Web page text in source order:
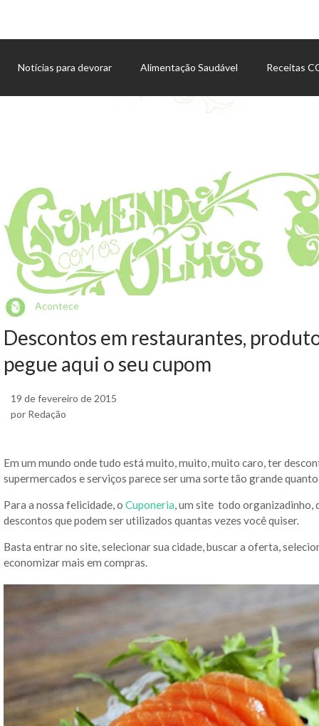
Notícias para devorar Alimentação Saudável Receitas
Acontece
Descontos em restaurantes,
pegue aqui o seu cupom
19 de fevereiro de 2015
por Redação
Em um mundo onde tudo está muito, muito, muito caro, ter
supermercados e serviços parece ser uma sorte tão grande
Para a nossa felicidade, o Cuponeria, um site todo organizadinho,
descontos que podem ser utilizados quantas vezes você quiser.
Basta entrar no site, selecionar sua cidade, buscar a oferta,
economizar mais em compras.